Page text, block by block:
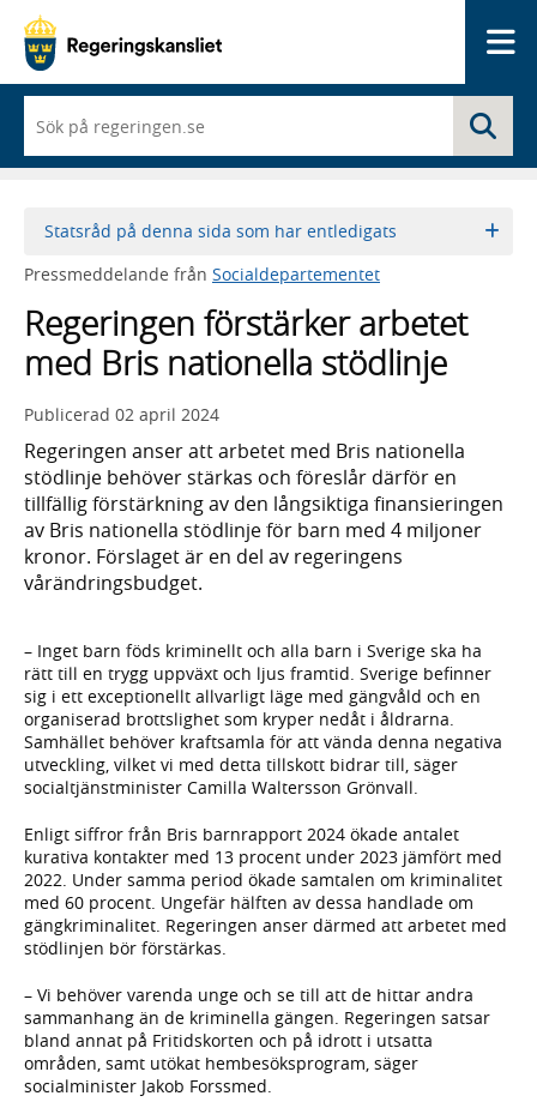
du
börjar
skriva
framträder
lista
med
sökförslag
Statsråd på denna sida som har entledigats
Pressmeddelande från Socialdepartementet
Regeringen förstärker arbetet
med Bris nationella stödlinje
Publicerad 02 april 2024
Regeringen anser att arbetet med Bris nationella
stödlinje behöver stärkas och föreslår därför en
tillfällig förstärkning av den långsiktiga finansieringen
av Bris nationella stödlinje för barn med 4 miljoner
kronor. Förslaget är en del av regeringens
vårändringsbudget.
– Inget barn föds kriminellt och alla barn i Sverige ska ha
rätt till en trygg uppväxt och ljus framtid. Sverige befinner
sig i ett exceptionellt allvarligt läge med gängvåld och en
organiserad brottslighet som kryper nedåt i åldrarna.
Samhället behöver kraftsamla för att vända denna negativa
utveckling, vilket vi med detta tillskott bidrar till, säger
socialtjänstminister Camilla Waltersson Grönvall.
Enligt siffror från Bris barnrapport 2024 ökade antalet
kurativa kontakter med 13 procent under 2023 jämfört med
2022. Under samma period ökade samtalen om kriminalitet
med 60 procent. Ungefär hälften av dessa handlade om
gängkriminalitet. Regeringen anser därmed att arbetet med
stödlinjen bör förstärkas.
– Vi behöver varenda unge och se till att de hittar andra
sammanhang än de kriminella gängen. Regeringen satsar
bland annat på Fritidskorten och på idrott i utsatta
områden, samt utökat hembesöksprogram, säger
socialminister Jakob Forssmed.